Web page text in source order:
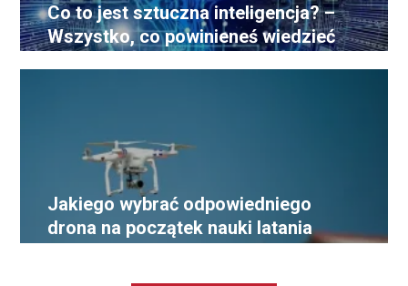
Co to jest sztuczna inteligencja? –
Wszystko, co powinieneś wiedzieć
Jakiego wybrać odpowiedniego
drona na początek nauki latania